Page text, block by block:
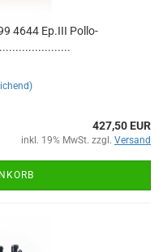
4644 Ep.III Pollo-
427,50 EUR
inkl. 19% MwSt. zzgl. Versand